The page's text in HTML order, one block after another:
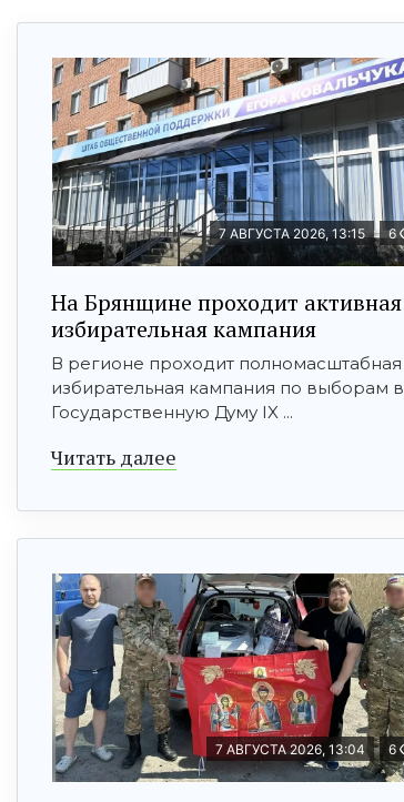
7 АВГУСТА 2026, 13:15 6
На Брянщине проходит активная
избирательная кампания
В регионе проходит полномасштабная
избирательная кампания по выборам в
Государственную Думу IX ...
Читать далее
7 АВГУСТА 2026, 13:04 6